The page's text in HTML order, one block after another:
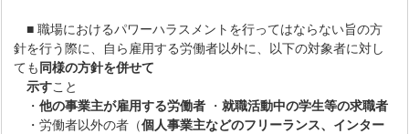
■ 職場におけるパワーハラスメントを行ってはならない旨の方
針を行う際に、自ら雇用する労働者以外に、以下の対象者に対し
ても 同様の方針を併せて
示すこと
・他の事業主が雇用する労働者 ・就職活動中の学生等の求職者
・労働者以外の者（個人事業主などのフリーランス、インター